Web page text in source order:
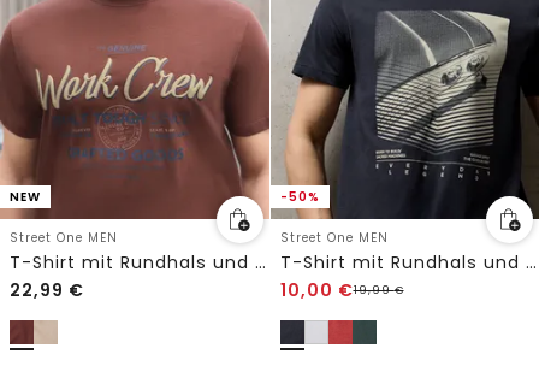
NEW
Street One MEN
T-Shirt mit Rundhals und Wording Artwork
22,99 €
-50%
Street One MEN
T-Shirt mit Rundhals und Artwork
10,00 €19,99€